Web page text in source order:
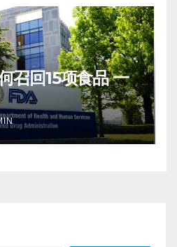
召回15项食品 一